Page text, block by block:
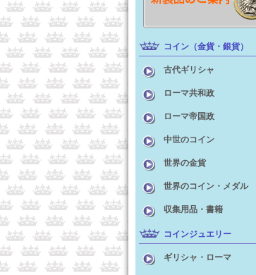
コイン（金貨・銀貨）
古代ギリシャ
ローマ共和政
ローマ帝国政
中世のコイン
世界の金貨
世界のコイン・メダル
収集用品・書籍
コインジュエリー
ギリシャ・ローマ